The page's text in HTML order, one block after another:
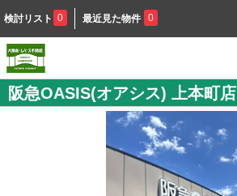
検討リスト 0 最近見た物件 0
阪急OASIS(オアシス) 上本町店